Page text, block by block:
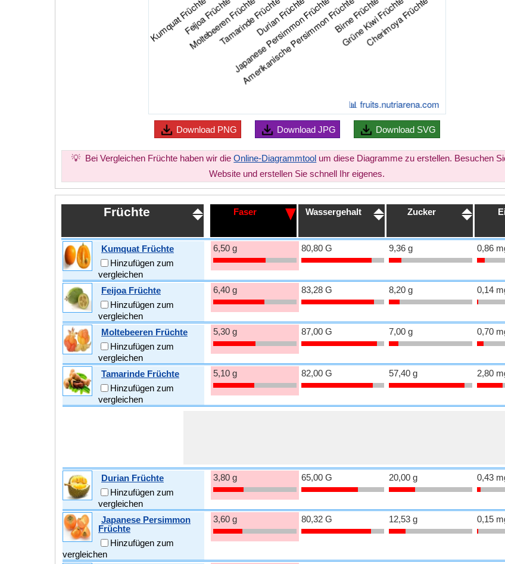
Download PNG Download JPG Download SVG
💡 Bei Vergleichen Früchte haben wir dieOnline-Diagrammtool um diese Diagramme zu erstellen. Besuchen
Website und erstellen Sie schnell Ihr eigenes.
Früchte Faser Wassergehalt Zucker
Kumquat Früchte
Hinzufügen zum
vergleichen
6,50 g 80,80 G 9,36 g 0,86
Feijoa Früchte
Hinzufügen zum
vergleichen
6,40 g 83,28 G 8,20 g 0,14
Moltebeeren Früchte
Hinzufügen zum
vergleichen
5,30 g 87,00 G 7,00 g 0,70
Tamarinde Früchte
Hinzufügen zum
vergleichen
5,10 g 82,00 G 57,40 g 2,80
Durian Früchte
Hinzufügen zum
vergleichen
3,80 g 65,00 G 20,00 g 0,43
Japanese Persimmon
Früchte
Hinzufügen zum
vergleichen
3,60 g 80,32 G 12,53 g 0,15